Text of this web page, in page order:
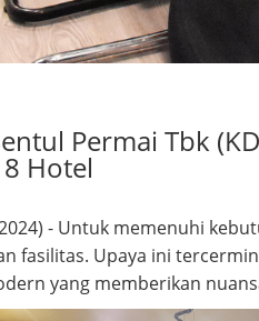
Permai Tbk
Hotel
- Untuk memenuhi
fasilitas. Upaya ini
yang memberikan